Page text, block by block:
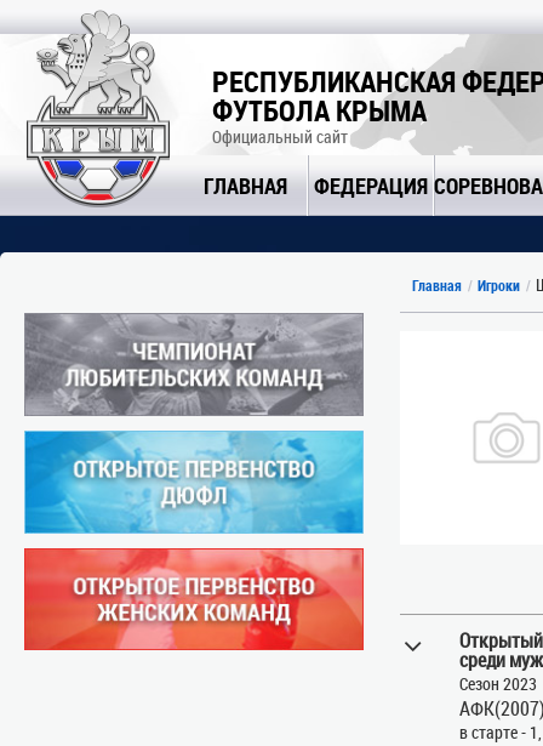
РЕСПУБЛИКАНСКАЯ
ФУТБОЛА КРЫМА
Официальный сайт
ГЛАВНАЯ ФЕДЕРАЦИЯ
Главная Игроки
среди
Сезон 2023
в старте -